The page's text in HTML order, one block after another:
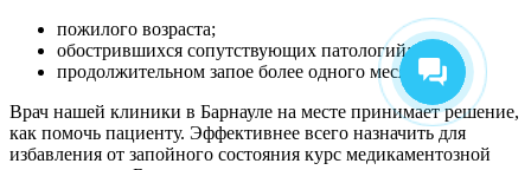
пожилого возраста;
обострившихся сопутствующих патологий;
продолжительном запое более одного месяца.
Врач нашей клиники в Барнауле на месте принимает решение,
как помочь пациенту. Эффективнее всего назначить для
избавления от запойного состояния курс медикаментозной